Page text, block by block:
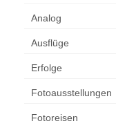
Analog
Ausflüge
Erfolge
Fotoausstellungen
Fotoreisen